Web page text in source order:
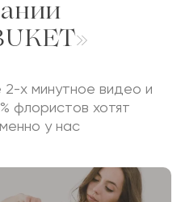
ОТЗЫВ
х минутное видео и
флористов хотят
у нас